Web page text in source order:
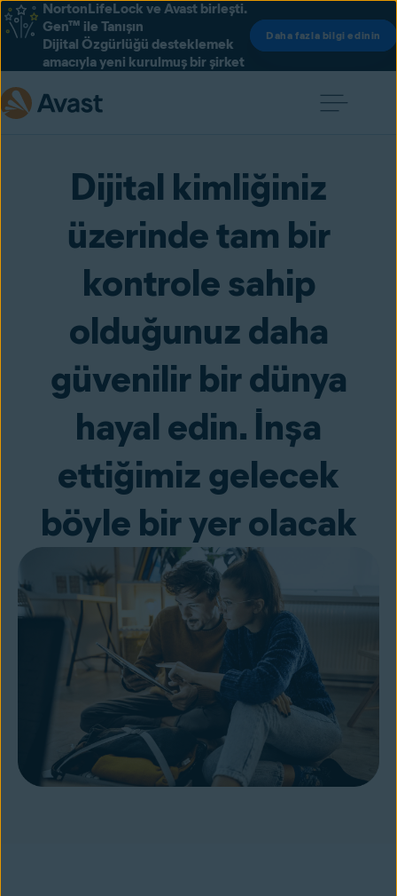
NortonLifeLock ve Avast birleşti.
Gen™ ile Tanışın
Dijital Özgürlüğü desteklemek
amacıyla yeni kurulmuş bir şirket
Daha fazla bilgi edinin
Dijital kimliğiniz
üzerinde tam bir
kontrole sahip
olduğunuz daha
güvenilir bir dünya
hayal edin. İnşa
ettiğimiz gelecek
böyle bir yer olacak